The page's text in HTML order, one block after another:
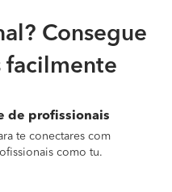
Consegue
facilmente
de profissionais
te conectares com
como tu.